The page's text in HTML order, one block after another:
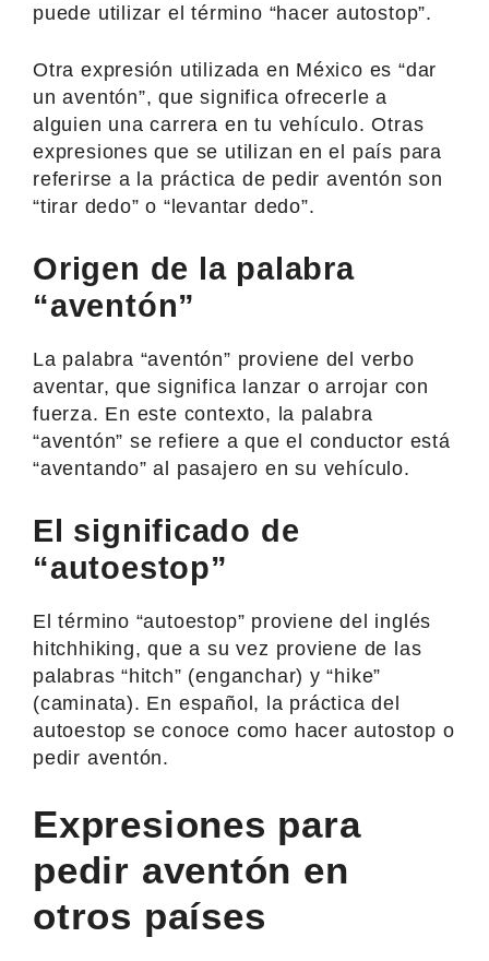
puede utilizar el término “hacer autostop”.
Otra expresión utilizada en México es “dar
un aventón”, que significa ofrecerle a
alguien una carrera en tu vehículo. Otras
expresiones que se utilizan en el país para
referirse a la práctica de pedir aventón son
“tirar dedo” o “levantar dedo”.
Origen de la palabra
“aventón”
La palabra “aventón” proviene del verbo
aventar, que significa lanzar o arrojar con
fuerza. En este contexto, la palabra
“aventón” se refiere a que el conductor está
“aventando” al pasajero en su vehículo.
El significado de
“autoestop”
El término “autoestop” proviene del inglés
hitchhiking, que a su vez proviene de las
palabras “hitch” (enganchar) y “hike”
(caminata). En español, la práctica del
autoestop se conoce como hacer autostop o
pedir aventón.
Expresiones para
pedir aventón en
otros países